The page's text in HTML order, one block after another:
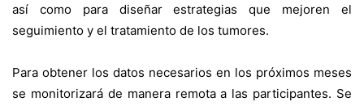
así como para diseñar estrategias que mejoren el
seguimiento y el tratamiento de los tumores.
Para obtener los datos necesarios en los próximos meses
se monitorizará de manera remota a las participantes. Se